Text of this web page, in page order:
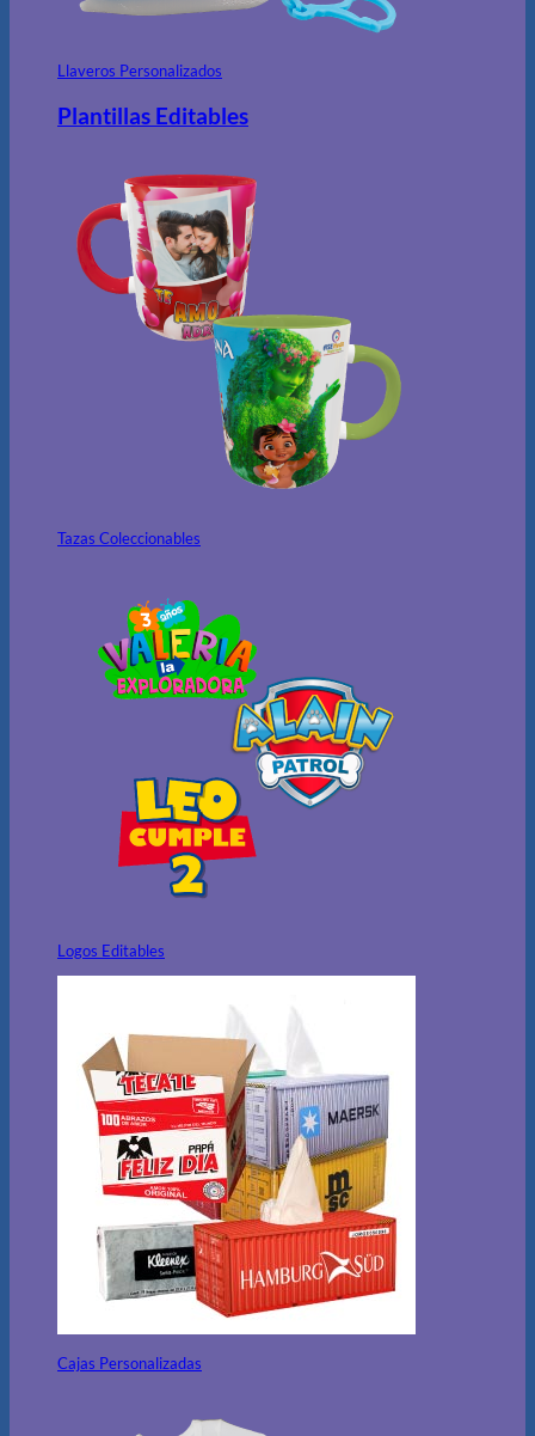
Llaveros Personalizados
Plantillas Editables
Tazas Coleccionables
Logos Editables
Cajas Personalizadas